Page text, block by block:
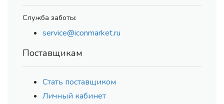
Служба заботы:
service@iconmarket.ru
Поставщикам
Стать поставщиком
Личный кабинет